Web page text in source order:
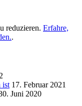
reduzieren. Erfahre,
.
ist 17. Februar 2021
Juni 2020